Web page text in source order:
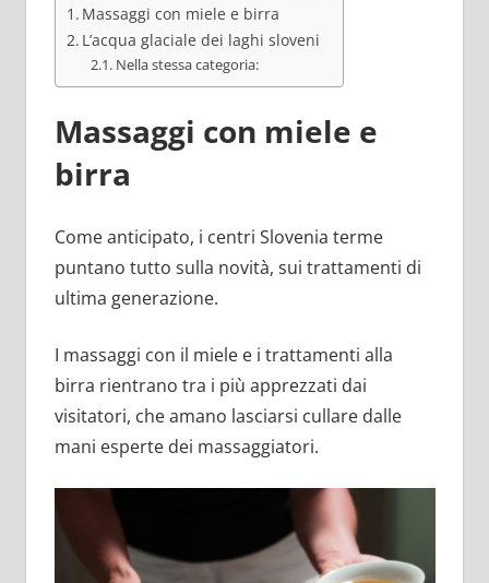
Massaggi con miele e birra
L’acqua glaciale dei laghi sloveni
Nella stessa categoria:
Massaggi con miele e
birra
Come anticipato, i centri Slovenia terme
puntano tutto sulla novità, sui trattamenti di
ultima generazione.
I massaggi con il miele e i trattamenti alla
birra rientrano tra i più apprezzati dai
visitatori, che amano lasciarsi cullare dalle
mani esperte dei massaggiatori.